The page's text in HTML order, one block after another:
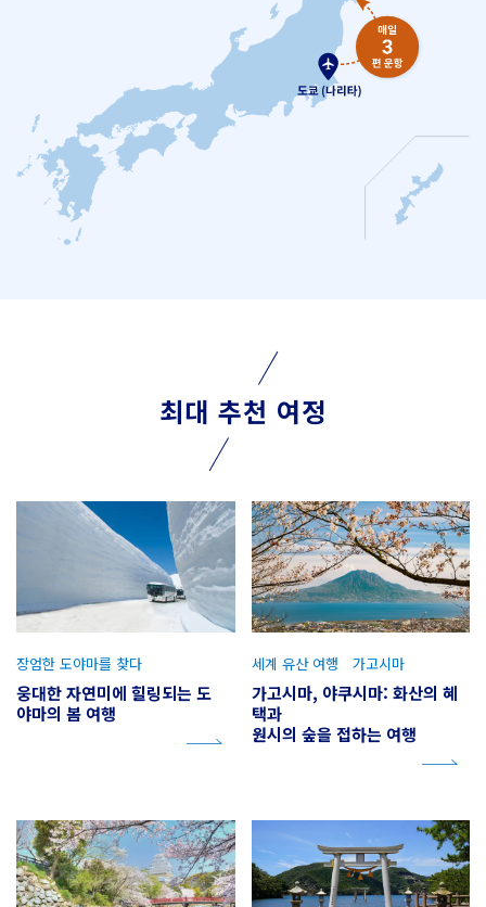
최대 추천 여정
웅대한 자연미에 힐링되는 도
야마의 봄 여행
장엄한 도야마를 찾다
가고시마, 야쿠시마: 화산의 혜
택과
원시의 숲을 접하는 여행
세계 유산 여행 가고시마